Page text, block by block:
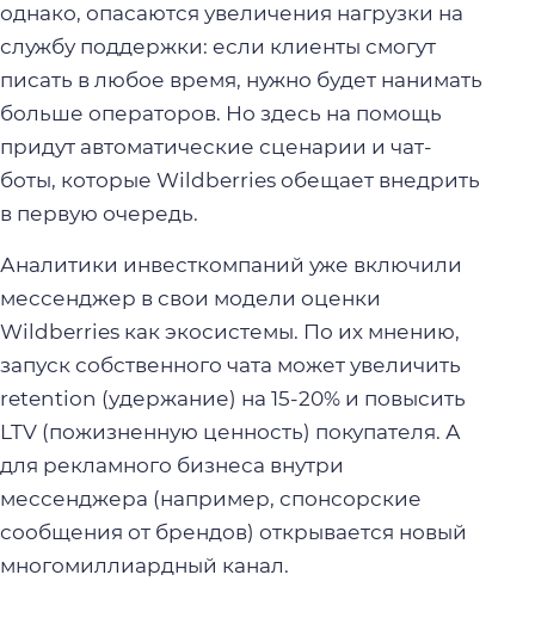
однако, опасаются увеличения нагрузки на
службу поддержки: если клиенты смогут
писать в любое время, нужно будет нанимать
больше операторов. Но здесь на помощь
придут автоматические сценарии и чат-
боты, которые Wildberries обещает внедрить
в первую очередь.
Аналитики инвесткомпаний уже включили
мессенджер в свои модели оценки
Wildberries как экосистемы. По их мнению,
запуск собственного чата может увеличить
retention (удержание) на 15-20% и повысить
LTV (пожизненную ценность) покупателя. А
для рекламного бизнеса внутри
мессенджера (например, спонсорские
сообщения от брендов) открывается новый
многомиллиардный канал.